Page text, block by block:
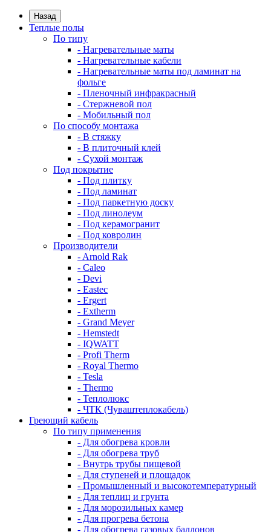
Назад
Теплые полы
По типу
- Нагревательные маты
- Нагревательные кабели
- Нагревательные маты под ламинат на
фольге
- Пленочный инфракрасный
- Стержневой пол
- Мобильный пол
По способу монтажа
- В стяжку
- В плиточный клей
- Сухой монтаж
Под покрытие
- Под плитку
- Под ламинат
- Под паркетную доску
- Под линолеум
- Под керамогранит
- Под ковролин
Производители
- Arnold Rak
- Caleo
- Devi
- Eastec
- Ergert
- Extherm
- Grand Meyer
- Hemstedt
- IQWATT
- Profi Therm
- Royal Thermo
- Tesla
- Thermo
- Теплолюкс
- ЧТК (Чуваштеплокабель)
Греющий кабель
По типу применения
- Для обогрева кровли
- Для обогрева труб
- Внутрь трубы пищевой
- Для ступеней и площадок
- Промышленный и высокотемпературный
- Для теплиц и грунта
- Для морозильных камер
- Для прогрева бетона
- Для обогрева газовых баллонов